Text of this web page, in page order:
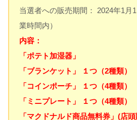
当選者への販売期間： 2024年1月
業時間内）
内容：
「ポテト加湿器」
「ブランケット」 １つ（2種類）
「コインポーチ」 １つ（4種類）
「ミニプレート」 １つ（4種類）
「マクドナルド商品無料券」(店